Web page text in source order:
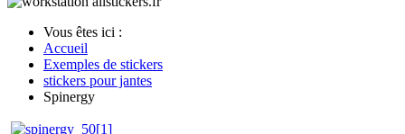
Vous êtes ici :
Accueil
Exemples de stickers
stickers pour jantes
Spinergy